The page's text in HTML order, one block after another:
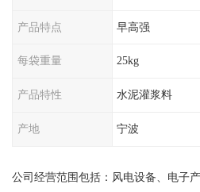
产品特点 早高强
每袋重量 25kg
产品特性 水泥灌浆料
产地 宁波
公司经营范围包括：风电设备、电子